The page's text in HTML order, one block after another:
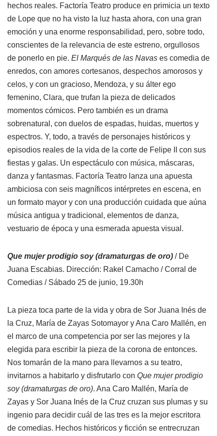
hechos reales. Factoría Teatro produce en primicia un texto
de Lope que no ha visto la luz hasta ahora, con una gran
emoción y una enorme responsabilidad, pero, sobre todo,
conscientes de la relevancia de este estreno, orgullosos
de ponerlo en pie. El Marqués de las Navas es comedia de
enredos, con amores cortesanos, despechos amorosos y
celos, y con un gracioso, Mendoza, y su álter ego
femenino, Clara, que trufan la pieza de delicados
momentos cómicos. Pero también es un drama
sobrenatural, con duelos de espadas, huidas, muertos y
espectros. Y, todo, a través de personajes históricos y
episodios reales de la vida de la corte de Felipe II con sus
fiestas y galas. Un espectáculo con música, máscaras,
danza y fantasmas. Factoría Teatro lanza una apuesta
ambiciosa con seis magníficos intérpretes en escena, en
un formato mayor y con una producción cuidada que aúna
música antigua y tradicional, elementos de danza,
vestuario de época y una esmerada apuesta visual.
Que mujer prodigio soy (dramaturgas de oro) / De
Juana Escabias. Dirección: Rakel Camacho / Corral de
Comedias / Sábado 25 de junio, 19.30h
La pieza toca parte de la vida y obra de Sor Juana Inés de
la Cruz, María de Zayas Sotomayor y Ana Caro Mallén, en
el marco de una competencia por ser las mejores y la
elegida para escribir la pieza de la corona de entonces.
Nos tomarán de la mano para llevarnos a su teatro,
invitarnos a habitarlo y disfrutarlo con Que mujer prodigio
soy (dramaturgas de oro). Ana Caro Mallén, María de
Zayas y Sor Juana Inés de la Cruz cruzan sus plumas y su
ingenio para decidir cuál de las tres es la mejor escritora
de comedias. Hechos históricos y ficción se entrecruzan